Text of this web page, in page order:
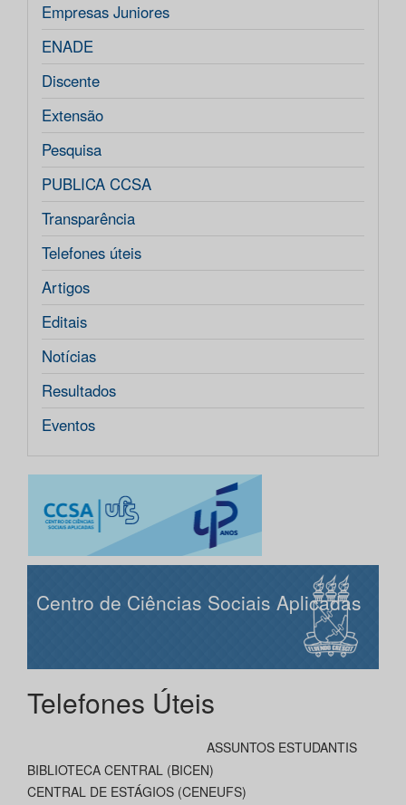
Empresas Juniores
ENADE
Discente
Extensão
Pesquisa
PUBLICA CCSA
Transparência
Telefones úteis
Artigos
Editais
Notícias
Resultados
Eventos
Centro de Ciências Sociais Aplicadas
Telefones Úteis
ASSUNTOS ESTUDANTIS
BIBLIOTECA CENTRAL (BICEN)
CENTRAL DE ESTÁGIOS (CENEUFS)